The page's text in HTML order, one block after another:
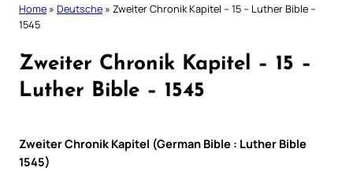
Home » Deutsche » Zweiter Chronik Kapitel – 15 – Luther Bible –
1545
Zweiter Chronik Kapitel – 15 –
Luther Bible – 1545
Zweiter Chronik Kapitel (German Bible : Luther Bible
1545)